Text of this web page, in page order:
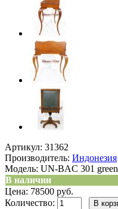
Артикул: 31362
Производитель: Индонезия
Модель: UN-BAC 301 green
В наличии
Цена: 78500 руб.
Количество: